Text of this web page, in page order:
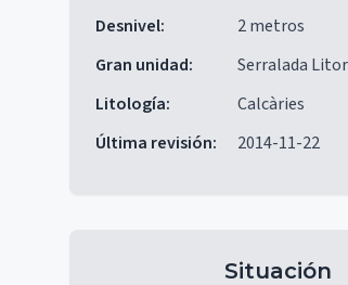
Desnivel:
2 metros
Gran unidad:
Serralada
Litología:
Calcàries
Última revisión: 2014-11-22
Situación